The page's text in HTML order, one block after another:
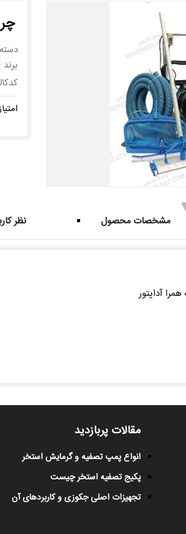
برند :
مشخصات محصول نظر
مقالات پربازدید
انواع پمپ تصفیه و گرمایش استخر
پکیج تصفیه استخر چیست
تجهیزات اصلی جکوزی و کاربردهای آن